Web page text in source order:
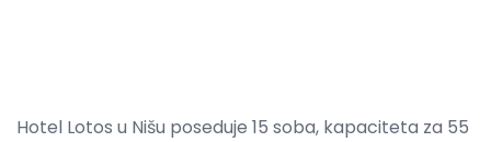
Hotel Lotos u Nišu poseduje 15 soba, kapaciteta za 55